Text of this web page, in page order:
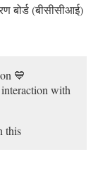
बोर्ड (बीसीसीआई)
💙
with
this